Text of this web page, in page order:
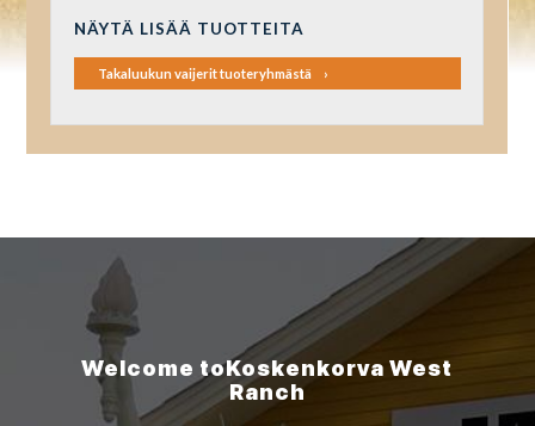
NÄYTÄ LISÄÄ TUOTTEITA
Takaluukun vaijerit tuoteryhmästä
Welcome toKoskenkorvaWest
Ranch